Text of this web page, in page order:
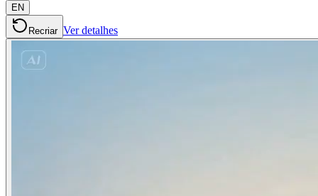
EN
Recriar Ver detalhes